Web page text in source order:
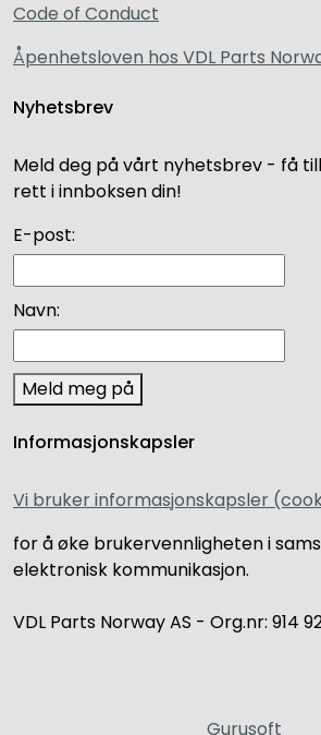
Code of Conduct
Åpenhetsloven hos VDL Parts
Nyhetsbrev
Meld deg på vårt nyhetsbrev - få
rett i innboksen din!
E-post:
Navn:
Meld meg på
Informasjonskapsler
Vi bruker informasjonskapsler
for å øke brukervennligheten i
elektronisk kommunikasjon.
VDL Parts Norway AS - Org.nr: 914
Gurusoft